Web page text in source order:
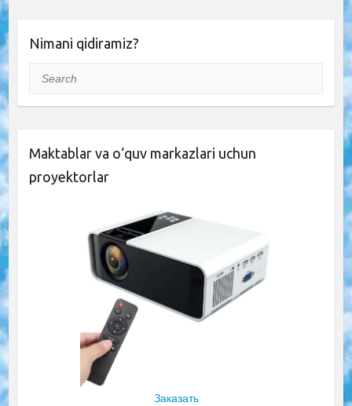
Nimani qidiramiz?
Search
Maktablar va o‘quv markazlari uchun
proyektorlar
Заказать